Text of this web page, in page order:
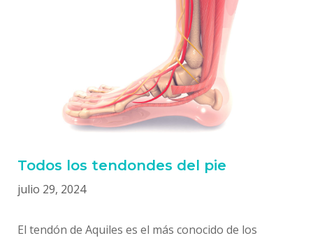
Todos los tendondes del pie
julio 29, 2024
El tendón de Aquiles es el más conocido de los